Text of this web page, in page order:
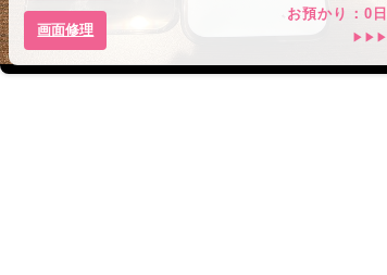
画面修理
お預かり：0 日
▶▶▶